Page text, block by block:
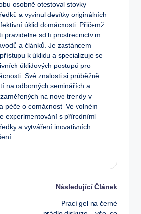
osobně otestoval stovky
a vyvinul desítky originálních
úklid domácnosti. Přičemž
pravidelně sdílí prostřednictvím
a článků. Je zastáncem
k úklidu a specializuje se
úklidových postupů pro
Své znalosti si průběžně
na odborných seminářích a
na nové trendy v
péče o domácnost. Ve volném
experimentování s přírodními
a vytváření inovativních
Následující Článek
Prací gel na černé